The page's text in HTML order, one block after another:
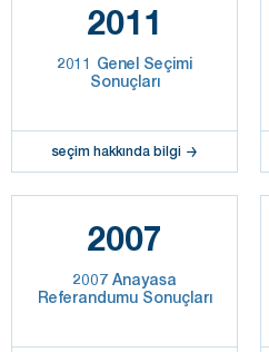
2011
2011 Genel Seçimi
Sonuçları
seçim hakkında bilgi
2007
2007 Anayasa
Referandumu Sonuçları